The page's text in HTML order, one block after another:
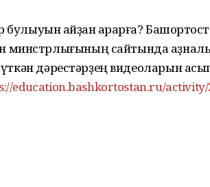
ҡайҙан ҡарарға?
сайтында
дәрестәрҙең видеоларын
education.bashkortostan.ru/activity/